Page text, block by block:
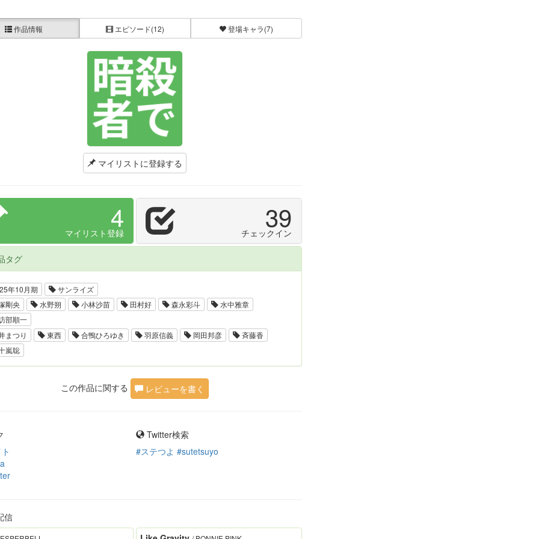
作品情報 エピソード(12) 登場キャラ(7)
マイリストに登録する
4
マイリスト登録 39
チェックイン
タグ
年10月期
サンライズ
剛央
水野朔 小林沙苗 田村好 森永彩斗
水中雅章
部順一
まつり
東西 合鴨ひろゆき 羽原信義 岡田邦彦
斉藤香
嵐聡
この作品に関する レビューを書く
Twitter検索
#ステつよ #sutetsuyo
信